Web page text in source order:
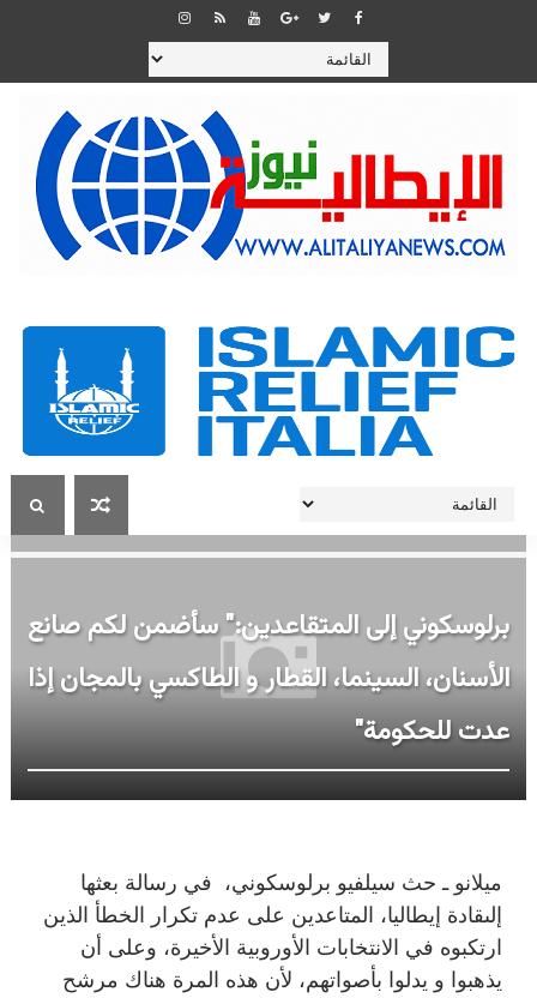
برلوسكوني إلى المتقاعدين:" سأضمن لكم صانع
الأسنان، السينما، القطار و الطاكسي بالمجان إذا
عدت للحكومة"
ميلانو ـ حث سيلفيو برلوسكوني، في رسالة بعثها
إلىقادة إيطاليا، المتاعدين على عدم تكرار الخطأ الذين
ارتكبوه في الانتخابات الأوروبية الأخيرة، وعلى أن
يذهبوا و يدلوا بأصواتهم، لأن هذه المرة هناك مرشح